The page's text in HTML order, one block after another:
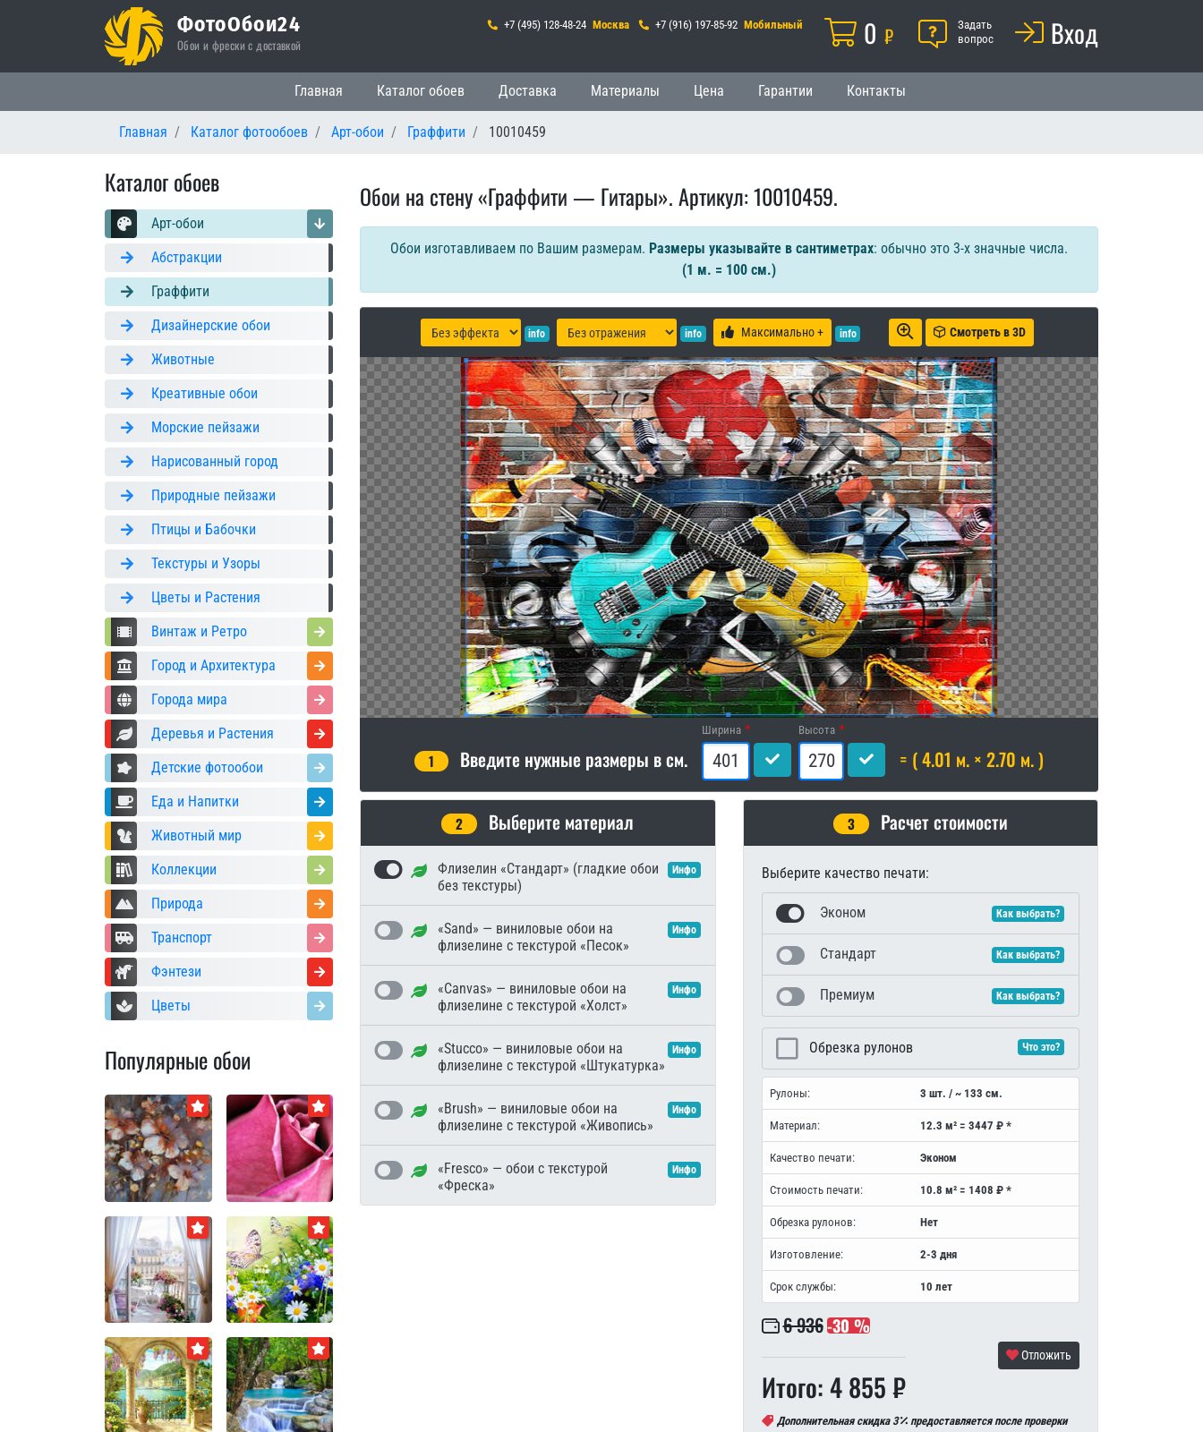
ФотоОбои24
Обои и фрески с доставкой
+7 (495) 128-48-24 Москва +7 (916) 197-85-92 Мобильный Корзина
0 ₽ ПомощьЗадать
вопрос
Вход
Основная навигация
Главная Каталог обоев Доставка Материалы Цена Гарантии Контакты
Главная Каталог фотообоев Арт-обои Граффити 10010459
Каталог обоев
Арт-обои
Абстракции
Граффити
Дизайнерские обои
Животные
Креативные обои
Морские пейзажи
Нарисованный город
Природные пейзажи
Птицы и Бабочки
Текстуры и Узоры
Цветы и Растения
Винтаж и Ретро
Город и Архитектура
Города мира
Деревья и Растения
Детские фотообои
Еда и Напитки
Животный мир
Коллекции
Природа
Транспорт
Фэнтези
Цветы
Популярные обои
Обои на стену «Граффити — Гитары». Артикул: 10010459.
Обои изготавливаем по Вашим размерам. Размеры указывайте в сантиметрах: обычно это 3-х значные числа.
(1 м. = 100 см.)
info info Максимально + info Смотреть в 3D
1 Введите нужные размеры в см.
Ширина Высота
= ( 4.01 м. × 2.70 м. )
2 Выберите материал
Флизелин «Стандарт» (гладкие обои
без текстуры)
Инфо
«Sand» — виниловые обои на
флизелине с текстурой «Песок»
Инфо
«Canvas» — виниловые обои на
флизелине с текстурой «Холст»
Инфо
«Stucco» — виниловые обои на
флизелине с текстурой «Штукатурка»
Инфо
«Brush» — виниловые обои на
флизелине с текстурой «Живопись»
Инфо
«Fresco» — обои с текстурой
«Фреска»
Инфо
3 Расчет стоимости
Выберите качество печати:
Эконом Как выбрать?
Стандарт Как выбрать?
Премиум Как выбрать?
Обрезка рулонов Что это?
Рулоны: 3 шт. / ~ 133 см.
Материал: 12.3 м² = 3447 ₽ *
Качество печати: Эконом
Стоимость печати: 10.8 м² = 1408 ₽ *
Обрезка рулонов: Нет
Изготовление: 2-3 дня
Срок службы: 10 лет
6 936-30 %
Итого: 4 855 ₽
Отложить
Дополнительная скидка 3 предоставляется после проверки